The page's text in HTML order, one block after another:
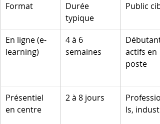
Format
Durée
typique
Public
En ligne (e-
learning)
4 à 6
semaines
actifs en
poste
Présentiel
en centre
2 à 8 jours
ls,